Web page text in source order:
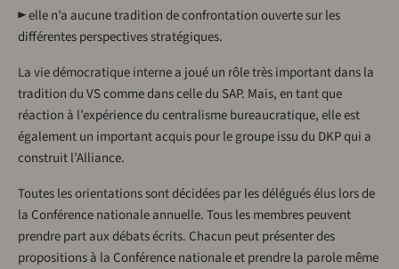
► elle n’a aucune tradition de confrontation ouverte sur les
différentes perspectives stratégiques.
La vie démocratique interne a joué un rôle très important dans la
tradition du VS comme dans celle du SAP. Mais, en tant que
réaction à l’expérience du centralisme bureaucratique, elle est
également un important acquis pour le groupe issu du DKP qui a
construit l’Alliance.
Toutes les orientations sont décidées par les délégués élus lors de
la Conférence nationale annuelle. Tous les membres peuvent
prendre part aux débats écrits. Chacun peut présenter des
propositions à la Conférence nationale et prendre la parole même